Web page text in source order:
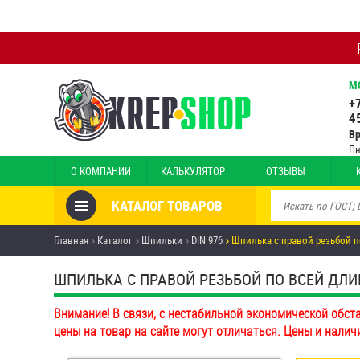
О КОМПАНИИ КАЛЬКУЛЯТОР ОТЗЫВЫ
КАТАЛОГ ТОВАРОВ
Товары со скидкой
Анкеры
Антивандальный крепёж,
инструмент
Болты и винты
Главная Каталог Шпильки DIN 976 Шпилька с правой резьбой
ШПИЛЬКА С ПРАВОЙ РЕЗЬБОЙ ПО ВСЕЙ
Внимание! В связи, с нестабильной экономической
цены на товар на сайте могут отличаться. Цены и